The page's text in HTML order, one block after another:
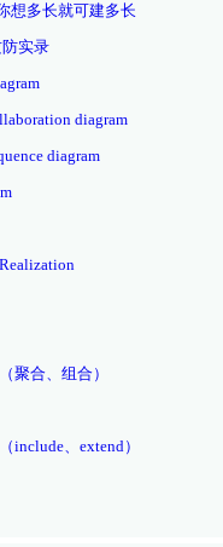
想多长就可建多长
防实录
diagram
diagram
合、组合）
、extend）